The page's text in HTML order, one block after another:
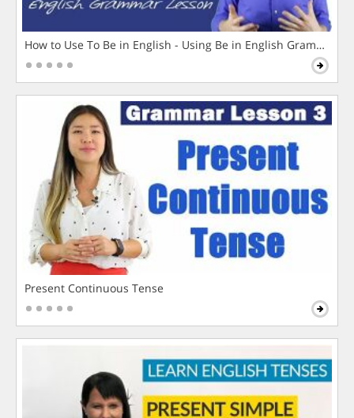
How to Use To Be in English - Using Be in English Grammar
Present Continuous Tense